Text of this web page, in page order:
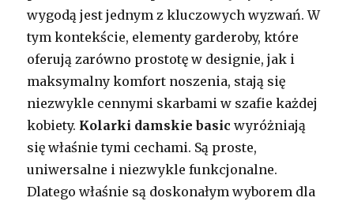
wygodą jest jednym z kluczowych wyzwań. W
tym kontekście, elementy garderoby, które
oferują zarówno prostotę w designie, jak i
maksymalny komfort noszenia, stają się
niezwykle cennymi skarbami w szafie każdej
kobiety. Kolarki damskie basic wyróżniają
się właśnie tymi cechami. Są proste,
uniwersalne i niezwykle funkcjonalne.
Dlatego właśnie są doskonałym wyborem dla